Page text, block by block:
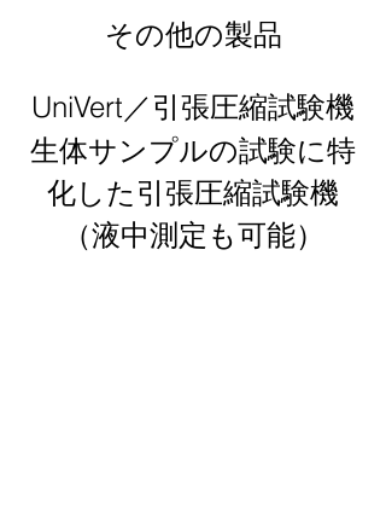
その他の製品
UniVert／引張圧縮試験機
生体サンプルの試験に特
化した引張圧縮試験機
（液中測定も可能）